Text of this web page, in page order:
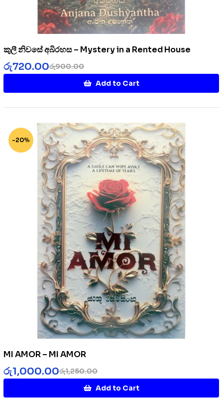
කුලී නිවසේ අබිරහස – Mystery in a Rented House
රු900.00
රු720.00
Add to Cart
-20%
MI AMOR – MI AMOR
රු1,250.00
රු1,000.00
Add to Cart